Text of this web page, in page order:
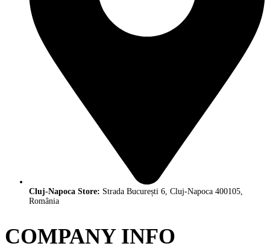
Cluj-Napoca Store: Strada București 6, Cluj-Napoca 400105,
România
COMPANY INFO